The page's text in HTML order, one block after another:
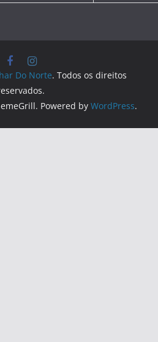
Do Norte. Todos os direitos
Powered by WordPress.